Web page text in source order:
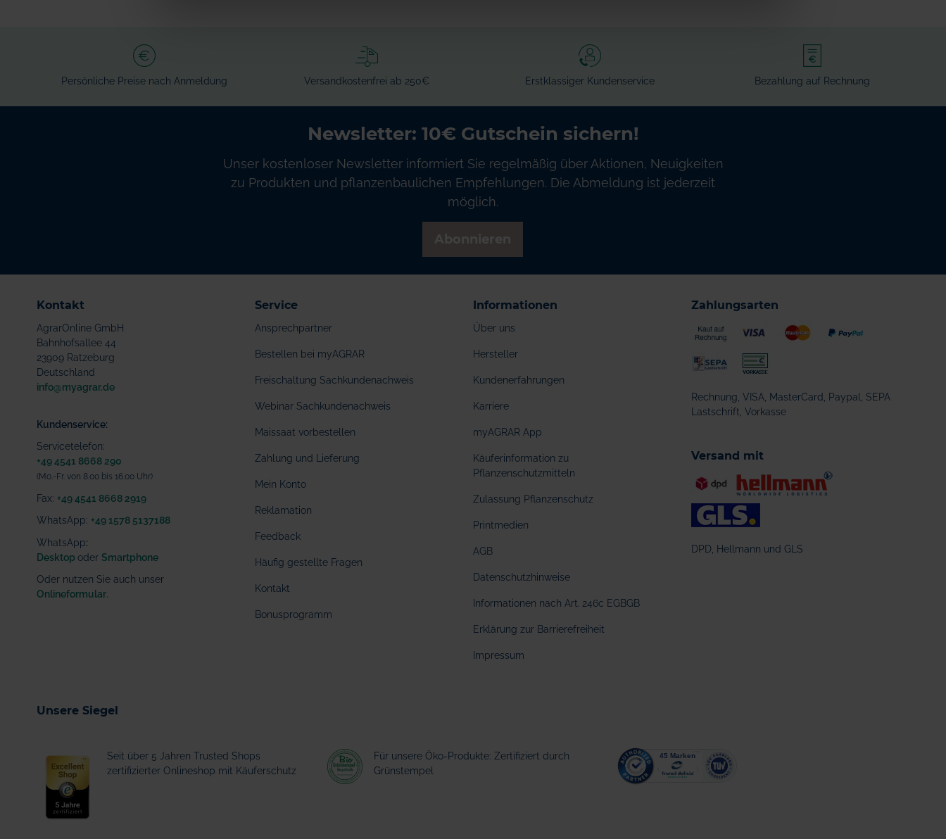
Persönliche Preise nach Anmeldung Versandkostenfrei ab 250€ Erstklassiger Kundenservice Bezahlung auf Rechnung
Newsletter: 10€ Gutschein sichern!
Unser kostenloser Newsletter informiert Sie regelmäßig über Aktionen, Neuigkeiten
zu Produkten und pflanzenbaulichen Empfehlungen. Die Abmeldung ist jederzeit
möglich.
Kontakt
AgrarOnline GmbH
Bahnhofsallee 44
23909 Ratzeburg
Deutschland
info@myagrar.de
Kundenservice:
Servicetelefon:
+49 4541 8668 290
(Mo.-Fr. von 8.00 bis 16.00 Uhr)
Fax: +49 4541 8668 2919
WhatsApp: +49 1578 5137188
WhatsApp:
Desktop oder Smartphone
Oder nutzen Sie auch unser
Onlineformular
Service
Ansprechpartner
Bestellen bei myAGRAR
Freischaltung Sachkundenachweis
Webinar Sachkundenachweis
Maissaat vorbestellen
Zahlung und Lieferung
Mein Konto
Reklamation
Feedback
Häufig gestellte Fragen
Kontakt
Bonusprogramm
Informationen
Über uns
Hersteller
Kundenerfahrungen
Karriere
myAGRAR App
Käuferinformation zu
Pflanzenschutzmitteln
Zulassung Pflanzenschutz
Printmedien
AGB
Datenschutzhinweise
Informationen nach Art. 246c EGBGB
Erklärung zur Barrierefreiheit
Impressum
Zahlungsarten
Rechnung, VISA, MasterCard, Paypal, SEPA
Lastschrift, Vorkasse
Versand mit
DPD, Hellmann und GLS
Unsere Siegel
Seit über 5 Jahren Trusted Shops
zertifizierter Onlineshop mit Käuferschutz
Für unsere Öko-Produkte: Zertifiziert durch
Grünstempel